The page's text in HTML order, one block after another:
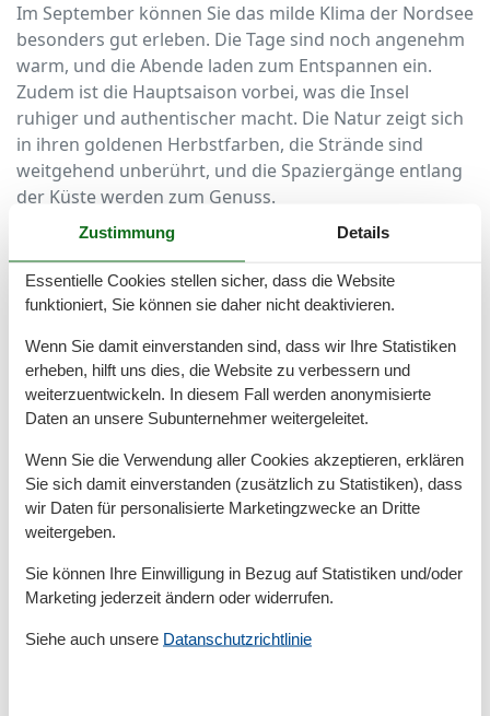
Im September können Sie das milde Klima der Nordsee
besonders gut erleben. Die Tage sind noch angenehm
warm, und die Abende laden zum Entspannen ein.
Zudem ist die Hauptsaison vorbei, was die Insel
ruhiger und authentischer macht. Die Natur zeigt sich
in ihren goldenen Herbstfarben, die Strände sind
weitgehend unberührt, und die Spaziergänge entlang
der Küste werden zum Genuss.
Erlebnisse und Freizeitgestaltung im
September auf Borkum
wie Radtouren, Wattwanderungen und
Strandspaziergänge. Die kühle Meeresbrise und die
weitläufigen Dünenlandschaften schaffen ideale
Bedingungen für Erholung und Bewegung. Auch
kulturelle Veranstaltungen und lokale Feste sind im
Herbst auf Borkum zu entdecken und bieten
besondere Einblicke in das Inselleben.
Herbsturlaub
Ein Ferienhaus ermöglicht Ihnen maximale Flexibilität
Zustimmung Details
Essentielle Cookies stellen sicher, dass die Website
funktioniert, Sie können sie daher nicht deaktivieren.
Wenn Sie damit einverstanden sind, dass wir Ihre Statistiken
erheben, hilft uns dies, die Website zu verbessern und
weiterzuentwickeln. In diesem Fall werden anonymisierte
Daten an unsere Subunternehmer weitergeleitet.
Wenn Sie die Verwendung aller Cookies akzeptieren, erklären
Sie sich damit einverstanden (zusätzlich zu Statistiken), dass
wir Daten für personalisierte Marketingzwecke an Dritte
weitergeben.
Sie können Ihre Einwilligung in Bezug auf Statistiken und/oder
Marketing jederzeit ändern oder widerrufen.
Siehe auch unsere Datanschutzrichtlinie